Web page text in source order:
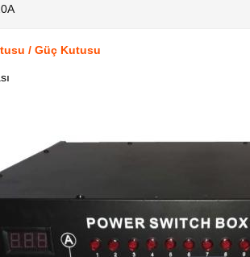
/ Güç Kutusu